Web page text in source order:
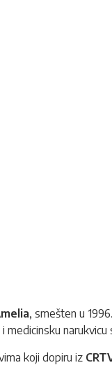
, smešten u
narukvicu
koji dopiru iz